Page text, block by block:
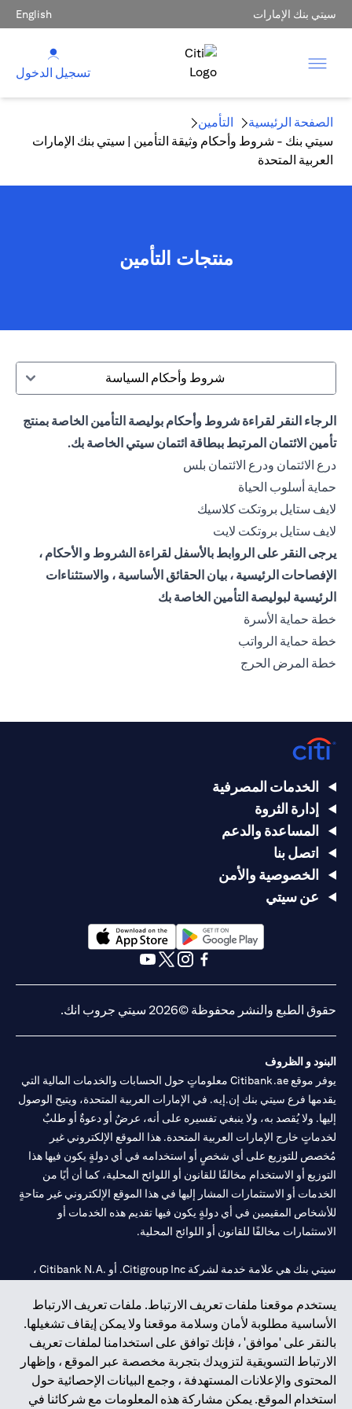
سيتي بنك الإمارات English
تسجيل الدخول
الصفحة الرئيسية
التأمين
سيتي بنك - شروط وأحكام وثيقة التأمين | سيتي بنك الإمارات
العربية المتحدة
منتجات التأمين
شروط وأحكام السياسة
الرجاء النقر لقراءة شروط وأحكام بوليصة التأمين الخاصة بمنتج
تأمين الائتمان المرتبط ببطاقة ائتمان سيتي الخاصة بك.
درع الائتمان ودرع الائتمان بلس
حماية أسلوب الحياة
لايف ستايل بروتكت كلاسيك
لايف ستايل بروتكت لايت
يرجى النقر على الروابط بالأسفل لقراءة الشروط و الأحكام ،
الإفصاحات الرئيسية ، بيان الحقائق الأساسية ، والاستثناءات
الرئيسية لبوليصة التأمين الخاصة بك
خطة حماية الأسرة
خطة حماية الرواتب
خطة المرض الحرج
يستخدم موقعنا ملفات تعريف الارتباط. ملفات تعريف الارتباط
الأساسية مطلوبة لأمان وسلامة موقعنا ولا يمكن إيقاف تشغيلها.
بالنقر على 'موافق' ، فإنك توافق على استخدامنا لملفات تعريف
الارتباط التسويقية لتزويدك بتجربة مخصصة عبر الموقع ، وإظهار
المحتوى والإعلانات المستهدفة ، وجمع البيانات الإحصائية حول
استخدام الموقع. يمكن مشاركة هذه المعلومات مع شركائنا في
الخدمات المصرفية
إدارة الثروة
المساعدة والدعم
اتصل بنا
الخصوصية والأمن
عن سيتي
(opens in a new tab)
حقوق الطبع والنشر محفوظة ©2026 سيتي جروب انك.
البنود و الظروف
يوفر موقع Citibank.ae معلوماتٍ حول الحسابات والخدمات المالية التي
يقدمها فرع سيتي بنك إن.إيه. في الإمارات العربية المتحدة، ويتيح الوصول
إليها. ولا يُقصد به، ولا ينبغي تفسيره على أنه، عرضٌ أو دعوةٌ أو طلبٌ
لخدماتٍ خارج الإمارات العربية المتحدة. هذا الموقع الإلكتروني غير
مُخصص للتوزيع على أي شخصٍ أو استخدامه في أي دولةٍ يكون فيها هذا
التوزيع أو الاستخدام مخالفًا للقانون أو اللوائح المحلية، كما أن أيًا من
الخدمات أو الاستثمارات المشار إليها في هذا الموقع الإلكتروني غير متاحةٍ
للأشخاص المقيمين في أي دولةٍ يكون فيها تقديم هذه الخدمات أو
الاستثمارات مخالفًا للقانون أو اللوائح المحلية.
سيتي بنك هي علامة خدمة لشركة Citigroup Inc. أو .Citibank N.A ،
سيتي بنك إن. إيه. الإمارات مسجل لدى مصرف الإمارات المركزي تحت
أرقام التراخيص 202563 لفرع الوصل في دبي، 531989 لفرع مول
الإمارات في دبي، وCN-1002019لفرع أبوظبي. هاتف: 4000 311 04.
فرع سيتي بنك إن إيه - الإمارات العربية المتحدة مرخص من مصرف
الإمارات العربية المتحدة المركزي كفرع لبنك أجنبي.